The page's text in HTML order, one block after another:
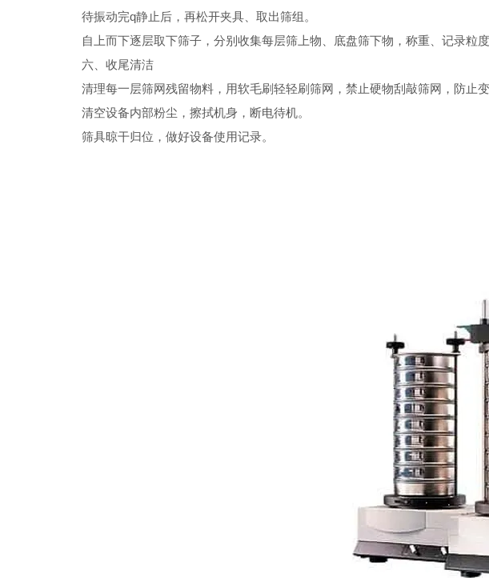
待振动完q静止后，再松开夹具、取出筛组。
自上而下逐层取下筛子，分别收集每层筛上物、底盘筛下物，称重、记录粒度
六、收尾清洁
清理每一层筛网残留物料，用软毛刷轻轻刷筛网，禁止硬物刮敲筛网，防止变
清空设备内部粉尘，擦拭机身，断电待机。
筛具晾干归位，做好设备使用记录。